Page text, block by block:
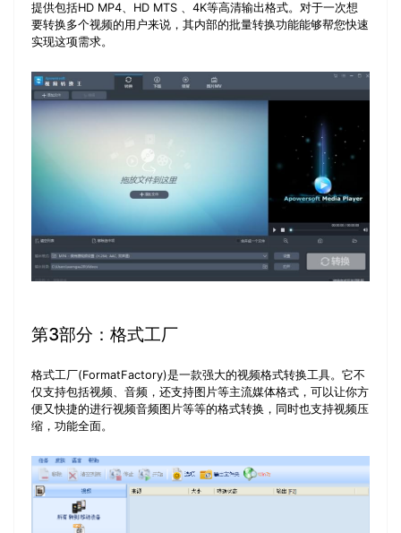
提供包括HD MP4、HD MTS 、4K等高清输出格式。对于一次想
要转换多个视频的用户来说，其内部的批量转换功能能够帮您快速
实现这项需求。
第3部分：格式工厂
格式工厂(FormatFactory)是一款强大的视频格式转换工具。它不
仅支持包括视频、音频，还支持图片等主流媒体格式，可以让你方
便又快捷的进行视频音频图片等等的格式转换，同时也支持视频压
缩，功能全面。